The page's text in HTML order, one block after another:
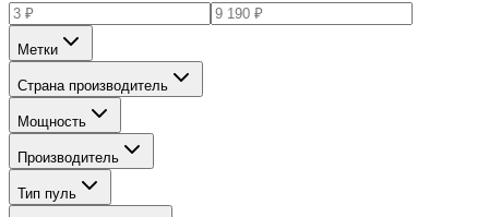
Метки
Страна производитель
Мощность
Производитель
Тип пуль